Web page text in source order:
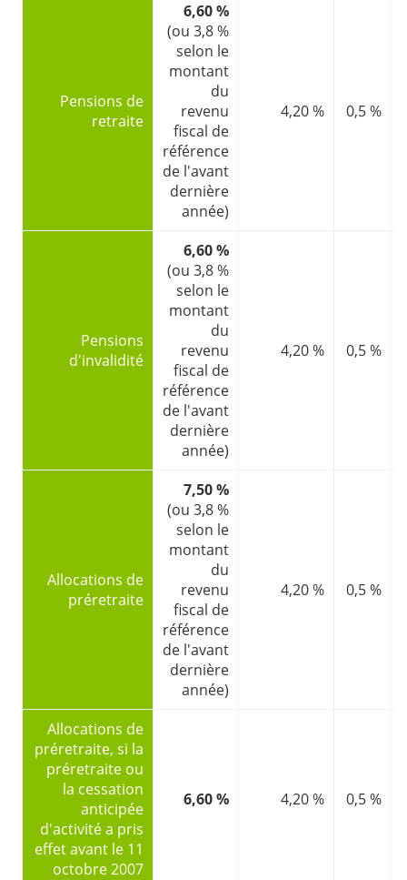
Pensions de
retraite
6,60 %
(ou 3,8 %
selon le
montant
du
revenu
fiscal de
référence
de l'avant
dernière
année)
4,20 % 0,5 %
Pensions
d'invalidité
6,60 %
(ou 3,8 %
selon le
montant
du
revenu
fiscal de
référence
de l'avant
dernière
année)
4,20 % 0,5 %
Allocations de
préretraite
7,50 %
(ou 3,8 %
selon le
montant
du
revenu
fiscal de
référence
de l'avant
dernière
année)
4,20 % 0,5 %
Allocations de
préretraite, si la
préretraite ou
la cessation
anticipée
d'activité a pris
effet avant le 11
octobre 2007
6,60 % 4,20 % 0,5 %